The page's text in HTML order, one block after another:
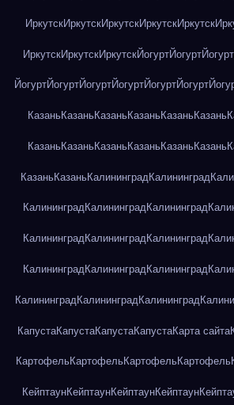
ИркутскИркутскИркутскИркутскИркутск
ИркутскИркутскИркутскЙогуртЙогуртЙогурт
ЙогуртЙогуртЙогуртЙогуртЙогуртЙогурт
КазаньКазаньКазаньКазаньКазаньКазань
КазаньКазаньКазаньКазаньКазаньКазань
КазаньКазаньКалининградКалининград
КалининградКалининградКалининград
КалининградКалининградКалининград
КалининградКалининградКалининград
Калининград Калининград Калининград
КапустаКапустаКапустаКапустаКарта сайта
КартофельКартофельКартофельКартофель
КейптаунКейптаунКейптаунКейптаун